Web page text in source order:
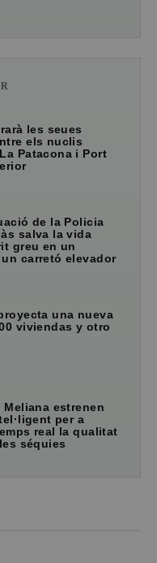
les seues
els nuclis
Patacona i Port
de la Policia
salva la vida
greu en un
carretó elevador
una nueva
viviendas y otro
Meliana estrenen
per a
real la qualitat
séquies